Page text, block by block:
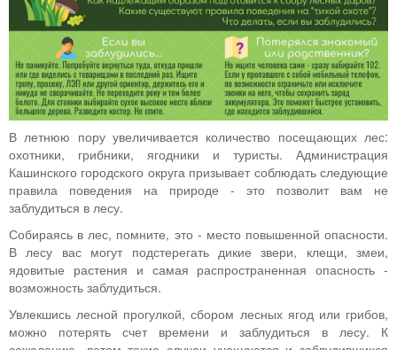
В летнюю пору увеличивается количество посещающих лес:
охотники, грибники, ягодники и туристы. Администрация
Кашинского городского округа призывает соблюдать следующие
правила поведения на природе - это позволит вам не
заблудиться в лесу.
Собираясь в лес, помните, это - место повышенной опасности.
В лесу вас могут подстерегать дикие звери, клещи, змеи,
ядовитые растения и самая распространенная опасность -
возможность заблудиться.
Увлекшись лесной прогулкой, сбором лесных ягод или грибов,
можно потерять счет времени и заблудиться в лесу. К